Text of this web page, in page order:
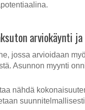
arviokäynti
jossa arvioidaan
Asunnon myynti
nähdä